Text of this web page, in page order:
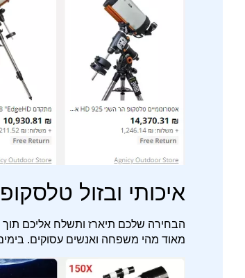
איכותי ובזול טלסקופ מקצועי יד 2
הבחירה שלכם תיארז ותשלח אליכם תוך
מאוד מהי משפחה ואנשים עסוקים.